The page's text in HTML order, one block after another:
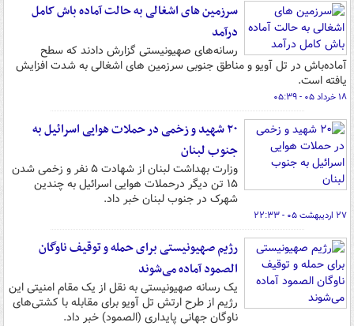
سرزمین های اشغالی به حالت آماده باش کامل
درآمد
رسانه‌های صهیونیستی گزارش دادند که سطح
آماده‌باش در تل آویو و مناطق جنوبی سرزمین های اشغالی به شدت افزایش
یافته است.
۱۸ خرداد ۰۵ - ۰۵:۳۹
۲۰ شهید و زخمی در حملات هوایی اسرائیل به
جنوب لبنان
وزارت بهداشت لبنان از شهادت ۵ نفر و زخمی شدن
۱۵ تن دیگر درحملات هوایی اسرائیل به چندین
شهرک در جنوب لبنان خبر داد.
۲۷ اردیبهشت ۰۵ - ۲۲:۳۳
رژیم صهیونیستی برای حمله و توقیف ناوگان
الصمود آماده می‌شوند
یک رسانه صهیونیستی به نقل از یک مقام امنیتی این
رژیم از طرح ارتش تل آویو برای مقابله با کشتی‌های
ناوگان جهانی پایداری (الصمود) خبر داد.